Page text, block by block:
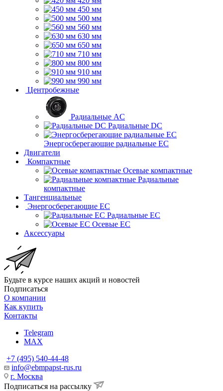
450 мм
500 мм
560 мм
630 мм
650 мм
710 мм
800 мм
910 мм
990 мм
Центробежные
Радиальные AC
Радиальные DC
Энергосберегающие радиальные EC
Двигатели
Компактные
Осевые компактные
Радиальные
компактные
Тангенциальные
Энергосберегающие EC
Радиальные EC
Осевые EC
Аксессуары
Будьте в курсе наших акций и новостей
Подписаться
О компании
Как купить
Контакты
Telegram
MAX
+7 (495) 540-44-48
info@ebmpapst-rus.ru
г. Москва
Подписаться на рассылку